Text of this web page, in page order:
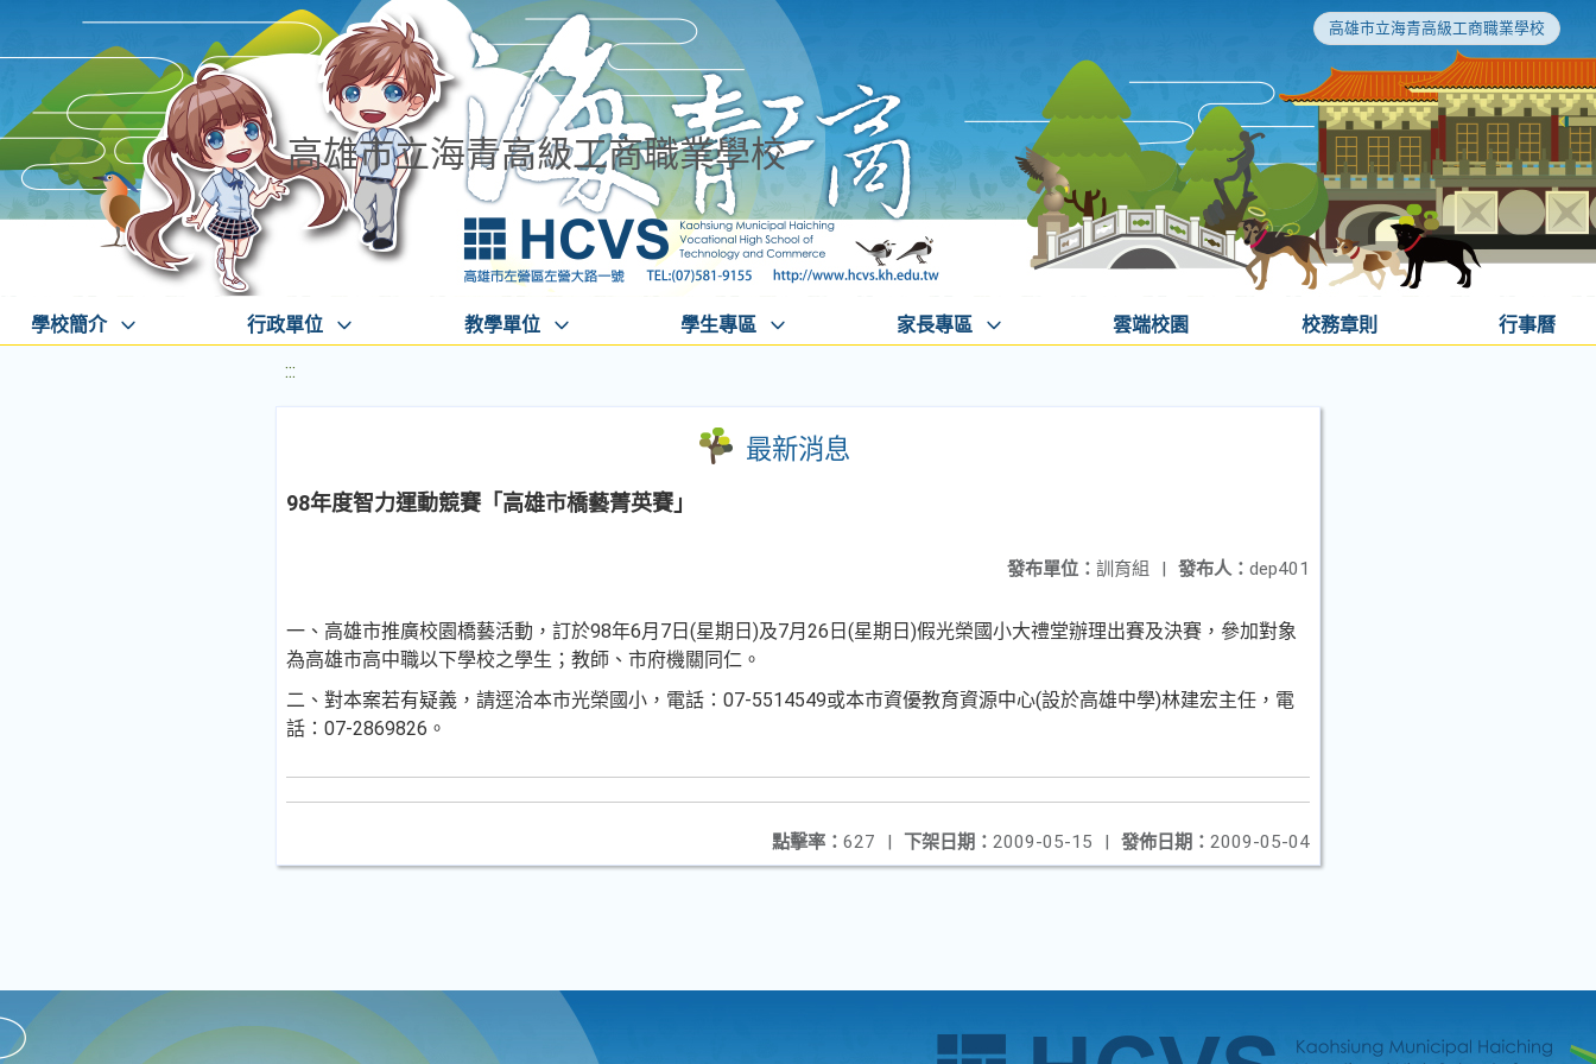
高雄市立海青高級工商職業學校
高雄市立海青高級工商職業學校
學校簡介 行政單位 教學單位 學生專區 家長專區 雲端校園 校務章則 行事曆
:::
最新消息
98年度智力運動競賽「高雄市橋藝菁英賽」
發布人： dep401
發布單位： 訓育組 |
一、高雄市推廣校園橋藝活動，訂於98年6月7日(星期日)及7月26日(星期日)假光榮國小大禮堂辦理出賽及決賽，參加對象
為高雄市高中職以下學校之學生；教師、市府機關同仁。
二、對本案若有疑義，請逕洽本市光榮國小，電話：07-5514549或本市資優教育資源中心(設於高雄中學)林建宏主任，電
話：07-2869826。
發佈日期： 2009-05-04
下架日期： 2009-05-15 |
點擊率： 627 |